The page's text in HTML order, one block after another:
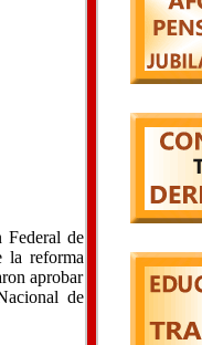
Federal de
la reforma
aprobar
de